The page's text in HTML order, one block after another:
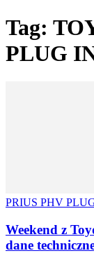
Tag:
PLUG
PRIUS PHV
Weekend z
dane